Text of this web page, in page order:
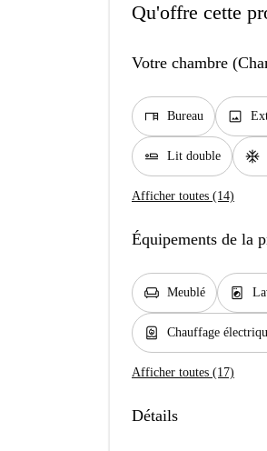
Qu'offre cette
Votre chambre
desk Bureau image
airline_seat_flat Lit double ac_unit
Afficher toutes (14)
Équipements de la
chair Meublé local_laundry_service
water_heater Chauffage
Afficher toutes (17)
Détails